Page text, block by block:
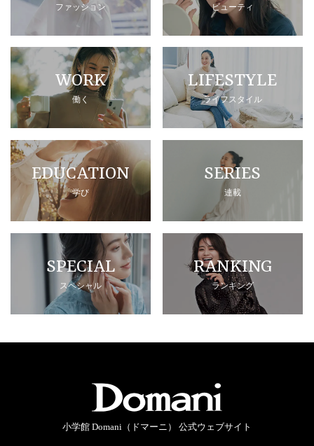
ファッション ビューティ
WORK
働く
LIFESTYLE
ライフスタイル
EDUCATION
学び
SERIES
連載
SPECIAL
スペシャル
RANKING
ランキング
小学館 Domani（ドマーニ） 公式ウェブサイト